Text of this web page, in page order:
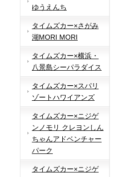
ゆうえんち
タイムズカー×さがみ
湖MORI MORI
タイムズカー×横浜・
八景島シーパラダイス
タイムズカー×スパリ
ゾートハワイアンズ
タイムズカー×ニジゲ
ンノモリ クレヨンしん
ちゃんアドベンチャー
パーク
タイムズカー×ニジゲ